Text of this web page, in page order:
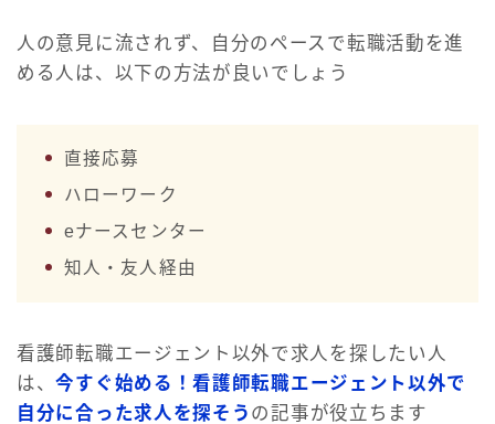
人の意見に流されず、自分のペースで転職活動を進
める人は、以下の方法が良いでしょう
直接応募
ハローワーク
eナースセンター
知人・友人経由
看護師転職エージェント以外で求人を探したい人
は、今すぐ始める！看護師転職エージェント以外で
自分に合った求人を探そう の記事が役立ちます